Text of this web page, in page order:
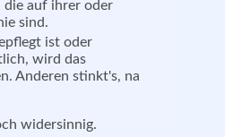
die auf ihrer oder
sind.
ist oder
wird das
Anderen stinkt's, na
widersinnig.